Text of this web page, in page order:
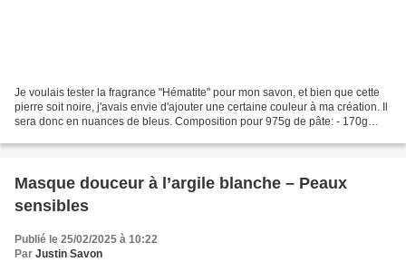
Je voulais tester la fragrance "Hématite" pour mon savon, et bien que cette
pierre soit noire, j'avais envie d'ajouter une certaine couleur à ma création. Il
sera donc en nuances de bleus. Composition pour 975g de pâte: - 170g
Masque douceur à l’argile blanche – Peaux
sensibles
Publié le 25/02/2025 à 10:22
Par Justin Savon